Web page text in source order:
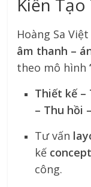
Hoàng Sa
âm thanh –
theo mô hình
Thiết kế –
– Thu hồi
Tư vấn
kế
công.